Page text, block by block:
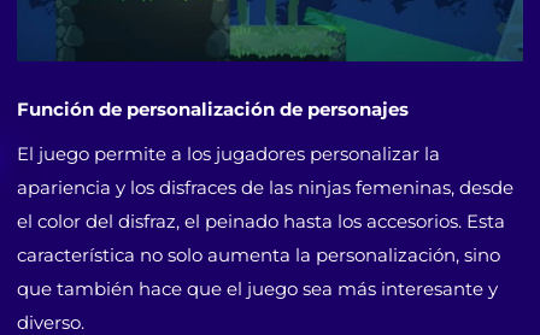
Función de personalización de personajes
El juego permite a los jugadores personalizar la
apariencia y los disfraces de las ninjas femeninas, desde
el color del disfraz, el peinado hasta los accesorios. Esta
característica no solo aumenta la personalización, sino
que también hace que el juego sea más interesante y
diverso.